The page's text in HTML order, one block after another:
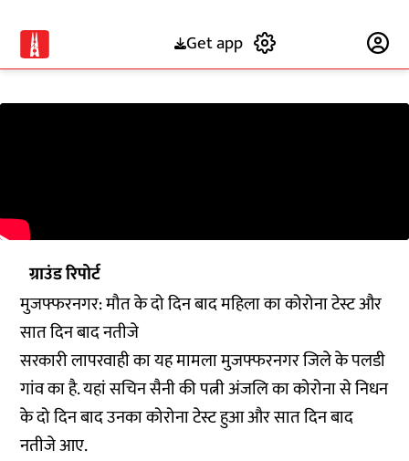
Get app
ग्राउंड रिपोर्ट
मुजफ्फरनगर: मौत के दो दिन बाद महिला का कोरोना टेस्ट और
सात दिन बाद नतीजे
सरकारी लापरवाही का यह मामला मुजफ्फरनगर जिले के पलडी
गांव का है. यहां सचिन सैनी की पत्नी अंजलि का कोरोना से निधन
के दो दिन बाद उनका कोरोना टेस्ट हुआ और सात दिन बाद
नतीजे आए.